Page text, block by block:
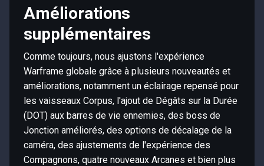
Améliorations
supplémentaires
Comme toujours, nous ajustons l'expérience
Warframe globale grâce à plusieurs nouveautés et
améliorations, notamment un éclairage repensé pour
les vaisseaux Corpus, l'ajout de Dégâts sur la Durée
(DOT) aux barres de vie ennemies, des boss de
Jonction améliorés, des options de décalage de la
caméra, des ajustements de l'expérience des
Compagnons, quatre nouveaux Arcanes et bien plus